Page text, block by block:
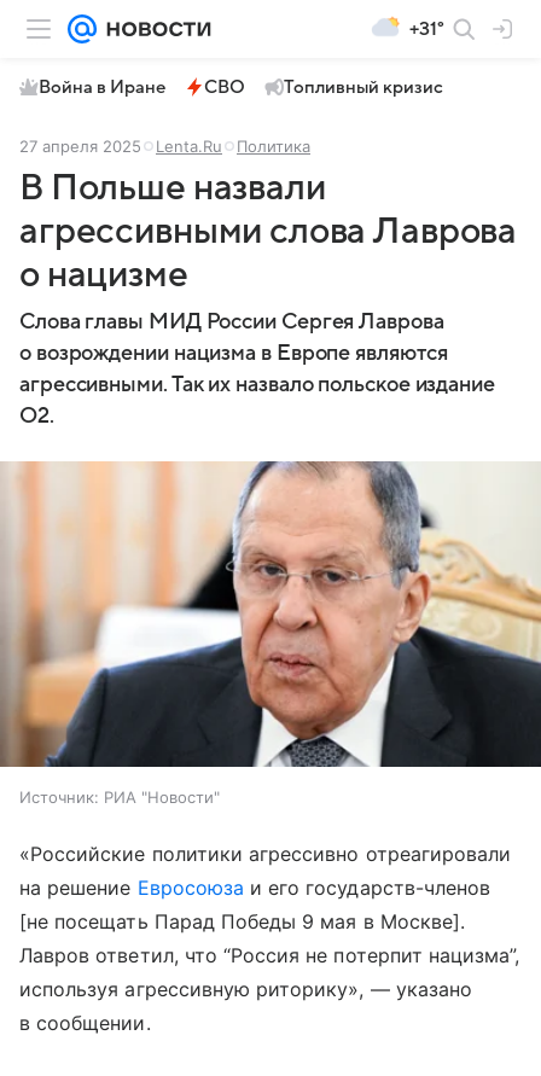
+31°
Война в Иране СВО Топливный кризис
27 апреля 2025 Lenta.Ru Политика
В Польше назвали
агрессивными слова Лаврова
о нацизме
Слова главы МИД России Сергея Лаврова
о возрождении нацизма в Европе являются
агрессивными. Так их назвало польское издание
O2.
Источник: РИА "Новости"
«Российские политики агрессивно отреагировали
на решение Евросоюза и его государств-членов
[не посещать Парад Победы 9 мая в Москве].
Лавров ответил, что “Россия не потерпит нацизма”,
используя агрессивную риторику», — указано
в сообщении.